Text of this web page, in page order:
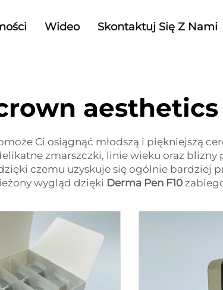
Wideo Skontaktuj Się Z Nami
aesthetics
Ci osiągnąć młodszą i piękniejszą
zmarszczki, linie wieku oraz blizny
czemu uzyskuje się ogólnie bardziej
wygląd dzięki Derma Pen F10